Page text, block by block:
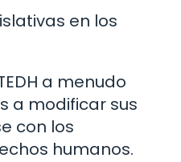
en los
a menudo
a modificar sus
con los
humanos.